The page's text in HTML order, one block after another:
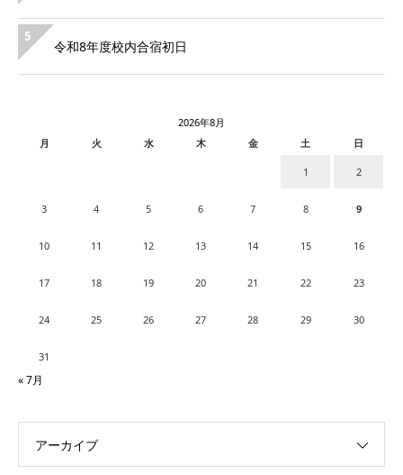
5
令和8年度校内合宿初日
2026年8月
月
火 水 木 金 土 日
1 2
3 4 5 6 7 8 9
10 11 12 13 14 15 16
17 18 19 20 21 22 23
24 25 26 27 28 29 30
31
« 7月
アーカイブ